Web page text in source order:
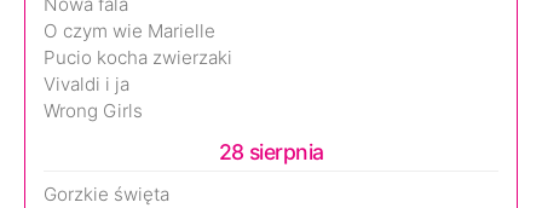
O czym wie Marielle
Pucio kocha zwierzaki
Vivaldi i ja
Wrong Girls
28 sierpnia
Gorzkie święta